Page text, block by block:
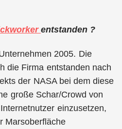
entstanden ?
2005. Die
die Firma entstanden nach
der NASA bei dem diese
große Schar/Crowd von
einzusetzen,
Marsoberfläche